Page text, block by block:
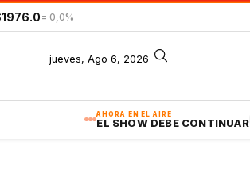
= 0,0%
jueves, Ago 6, 2026
AHORA EN EL AIRE
EL SHOW DEBE CONTINUAR